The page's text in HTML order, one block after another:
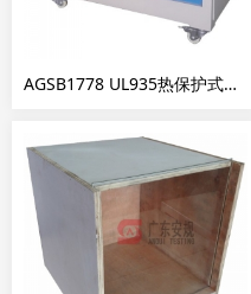
AGSB1778 UL935热保护式镇流器加热试验箱